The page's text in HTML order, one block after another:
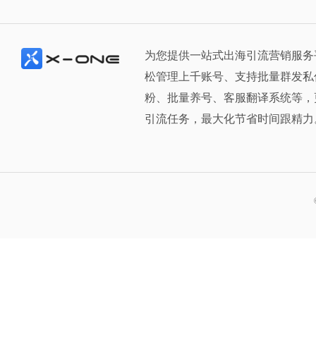
为您提供一站式出海引流营销服
松管理上千账号、支持批量群发
粉、批量养号、客服翻译系统等
引流任务，最大化节省时间跟精力